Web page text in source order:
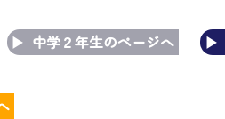
中学２年生のページへ